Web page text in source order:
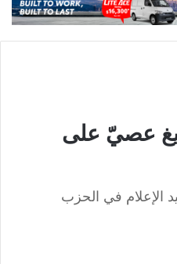
عصيّ على
الإعلام في الحزب